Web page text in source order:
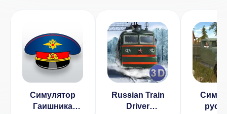
Симулятор
Гаишника
Russian Train
Driver